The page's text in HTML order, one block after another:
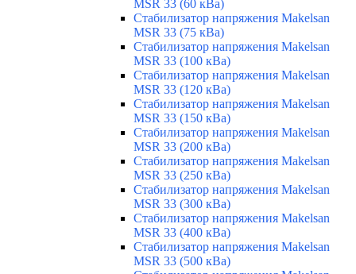
MSR 33 (60 кВа)
Стабилизатор напряжения Makelsan
MSR 33 (75 кВа)
Стабилизатор напряжения Makelsan
MSR 33 (100 кВа)
Стабилизатор напряжения Makelsan
MSR 33 (120 кВа)
Стабилизатор напряжения Makelsan
MSR 33 (150 кВа)
Стабилизатор напряжения Makelsan
MSR 33 (200 кВа)
Стабилизатор напряжения Makelsan
MSR 33 (250 кВа)
Стабилизатор напряжения Makelsan
MSR 33 (300 кВа)
Стабилизатор напряжения Makelsan
MSR 33 (400 кВа)
Стабилизатор напряжения Makelsan
MSR 33 (500 кВа)